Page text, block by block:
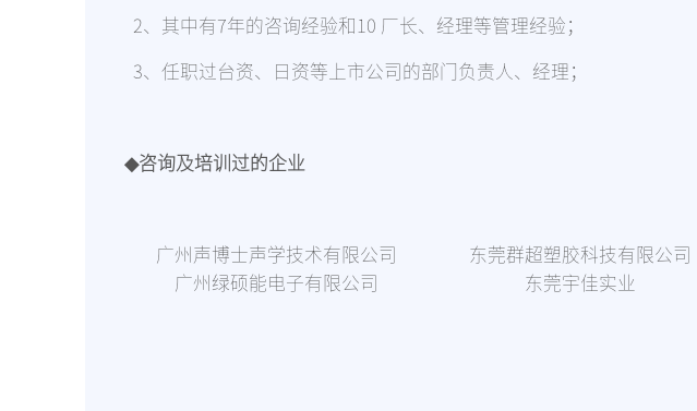
2、其中有7年的咨询经验和10 厂长、经理等管理经验；
3、任职过台资、日资等上市公司的部门负责人、经理；
◆咨询及培训过的企业
广州声博士声学技术有限公司 东莞群超塑胶科技有限公司
广州绿硕能电子有限公司
东莞宇佳实业